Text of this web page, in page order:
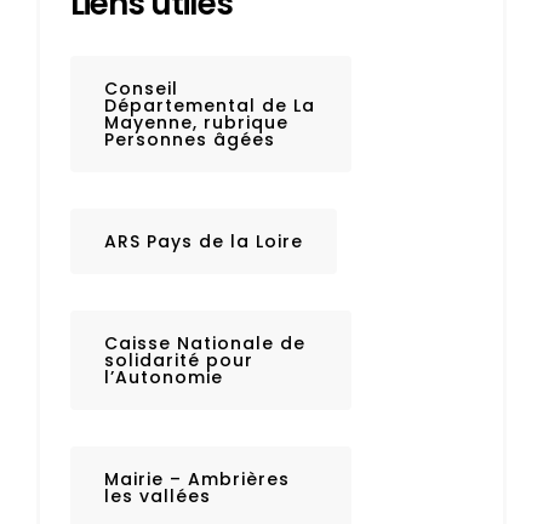
Conseil
Départemental de La
Mayenne, rubrique
Personnes âgées
ARS Pays de la Loire
Caisse Nationale de
solidarité pour
l’Autonomie
Mairie – Ambrières
les vallées